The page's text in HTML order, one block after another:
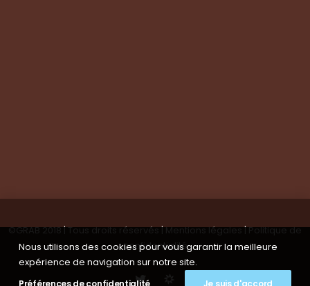
©GRAB 2018 | Tous droits réservés |Mentions légales|Politique de
confidentialité
Nous utilisons des cookies pour vous garantir la meilleure
expérience de navigation sur notre site.
Préférences de confidentialité Je suis d'accord